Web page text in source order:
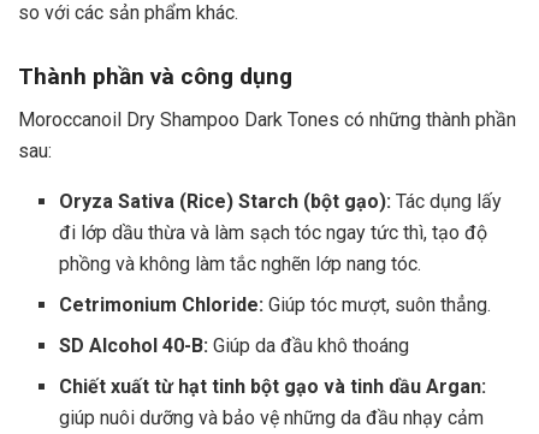
so với các sản phẩm khác.
Thành phần và công dụng
Moroccanoil Dry Shampoo Dark Tones có những thành phần
sau:
Oryza Sativa (Rice) Starch (bột gạo): Tác dụng lấy
đi lớp dầu thừa và làm sạch tóc ngay tức thì, tạo độ
phồng và không làm tắc nghẽn lớp nang tóc.
Cetrimonium Chloride:Giúp tóc mượt, suôn thẳng.
SD Alcohol 40-B:Giúp da đầu khô thoáng
Chiết xuất từ hạt tinh bột gạo và tinh dầu Argan:
giúp nuôi dưỡng và bảo vệ những da đầu nhạy cảm